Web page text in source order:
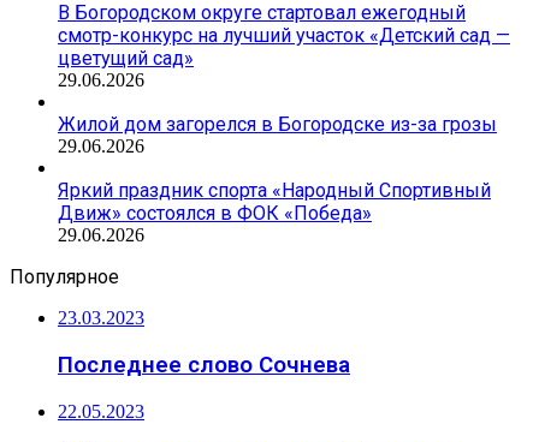
В Богородском округе стартовал ежегодный
смотр-конкурс на лучший участок «Детский сад —
цветущий сад»
29.06.2026
Жилой дом загорелся в Богородске из-за грозы
29.06.2026
Яркий праздник спорта «Народный Спортивный
Движ» состоялся в ФОК «Победа»
29.06.2026
Популярное
23.03.2023
Последнее слово Сочнева
22.05.2023